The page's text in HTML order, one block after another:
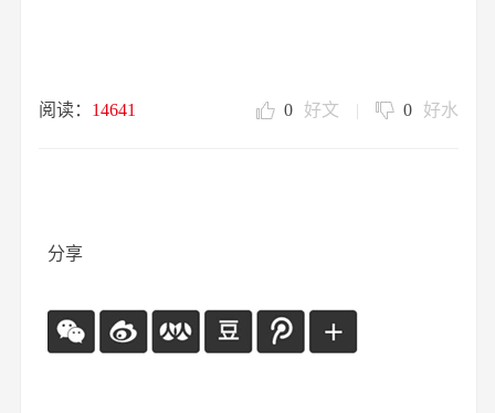
阅读： 14641 0 好文 | 0 好水
分享